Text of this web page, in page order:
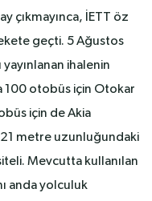
çıkmayınca, İETT öz
geçti. 5 Ağustos
ihalenin
otobüs için Otokar
için de Akia
metre uzunluğundaki
Mevcutta kullanılan
anda yolculuk